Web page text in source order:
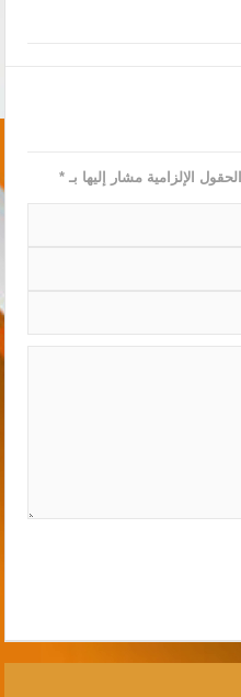
الحقول الإلزامية مشار إليها بـ*